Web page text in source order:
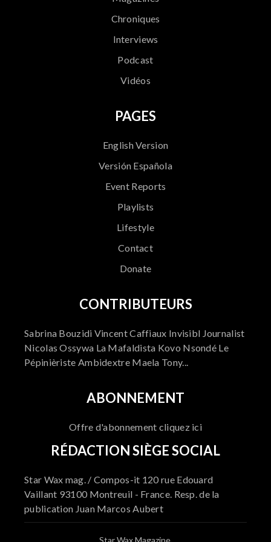
Chroniques
Interviews
Podcast
Vidéos
PAGES
English Version
Versión Española
Event Reports
Playlists
Lifestyle
Contact
Donate
CONTRIBUTEURS
Sabrina Bouzidi Vincent Caffiaux Invisibl Journalist
Nicolas Ossywa La Mafaldista Kovo Nsondé Le
Pépinièriste Ambidextre Maela Tony...
ABONNEMENT
Offre d'abonnement cliquez ici
RÉDACTION SIÈGE SOCIAL
Star Wax mag. / Compos-it 120 rue Edouard
Vaillant 93100 Montreuil - France. Resp. de la
publication Juan Marcos Aubert
Star Wax Magazine.